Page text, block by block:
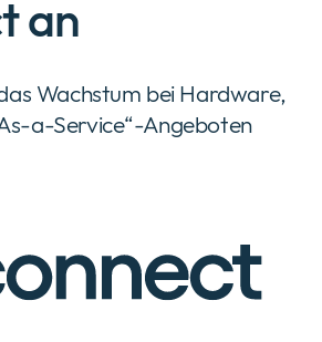
an
Wachstum bei Hardware,
a-Service“-Angeboten